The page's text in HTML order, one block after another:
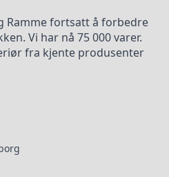
Ramme fortsatt å forbedre
Vi har nå 75 000 varer.
fra kjente produsenter